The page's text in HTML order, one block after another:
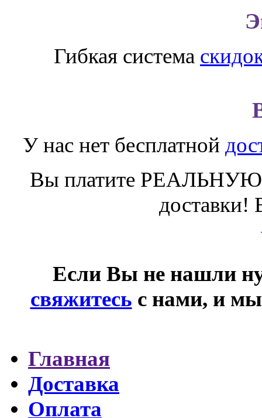
Гибкая система
У нас нет бесплатной
Вы платите
доставки!
Если Вы не нашли
свяжитесь с нами, и мы
Главная
Доставка
Оплата